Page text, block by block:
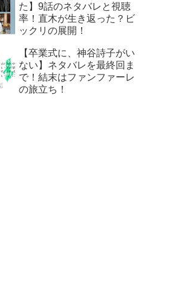
た】9話のネタバレと視聴
率！直木が生き返った？ビ
ックリの展開！
【卒業式に、神谷詩子がい
ない】ネタバレを最終回ま
で！結末はファンファーレ
の旅立ち！